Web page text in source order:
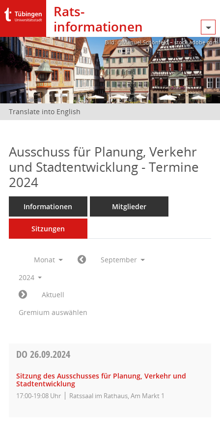
Rats­
informationen
Bild: @Manuel Schönfeld – stock.adobe.com
Translate into English
Ausschuss für Planung, Verkehr
und Stadtentwicklung - Termine
2024
Informationen Mitglieder
Sitzungen
Monat
September
2024
Aktuell
Gremium auswählen
DO 26.09.2024
Sitzung des Ausschusses für Planung, Verkehr und
Stadtentwicklung
17:00-19:08 Uhr Ratssaal im Rathaus, Am Markt 1